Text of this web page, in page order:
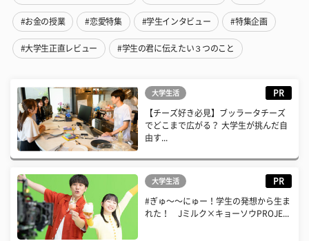
#お金の授業 #恋愛特集 #学生インタビュー #特集企画
#大学生正直レビュー #学生の君に伝えたい３つのこと
大学生活 PR
【チーズ好き必見】ブッラータチーズ
でどこまで広がる？ 大学生が挑んだ自
由す...
大学生活 PR
#ぎゅ〜〜にゅー！学生の発想から生ま
れた！ Jミルク×キョーソウPROJE...